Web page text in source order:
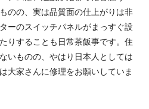
のの、実は品質面の仕上がりは非
ーのスイッチパネルがまっすぐ設
りすることも日常茶飯事です。住
いものの、やはり日本人としては
大家さんに修理をお願いしていま